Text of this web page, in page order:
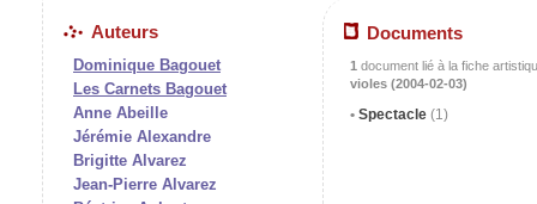
Auteurs
Dominique Bagouet
Les Carnets Bagouet
Anne Abeille
Jérémie Alexandre
Brigitte Alvarez
Jean-Pierre Alvarez
Documents
1 document lié à la fiche
violes (2004-02-03)
Spectacle (1)